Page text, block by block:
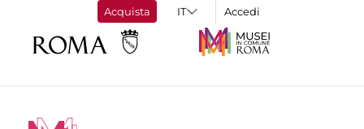
Acquista Accedi